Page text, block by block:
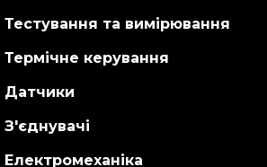
Тестування та вимірювання
Термічне керування
Датчики
З'єднувачі
Електромеханіка